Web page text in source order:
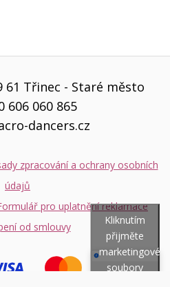
61 Třinec - Staré město
606 060 865
dancers.cz
zpracování a ochrany osobních
údajů
pro uplatnění reklamace
od smlouvy
Kliknutím
přijměte
marketingové
soubory